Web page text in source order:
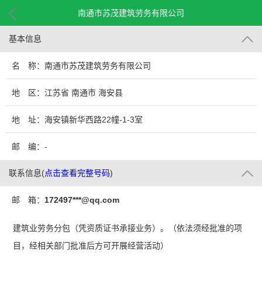
南通市苏茂建筑劳务有限公司
基本信息
名 称：南通市苏茂建筑劳务有限公司
地 区：江苏省 南通市 海安县
地 址：海安镇新华西路22幢-1-3室
邮 编：-
联系信息(点击查看完整号码)
邮 箱： 172497***@qq.com
建筑业劳务分包（凭资质证书承接业务）。（依法须经批准的项
目，经相关部门批准后方可开展经营活动）